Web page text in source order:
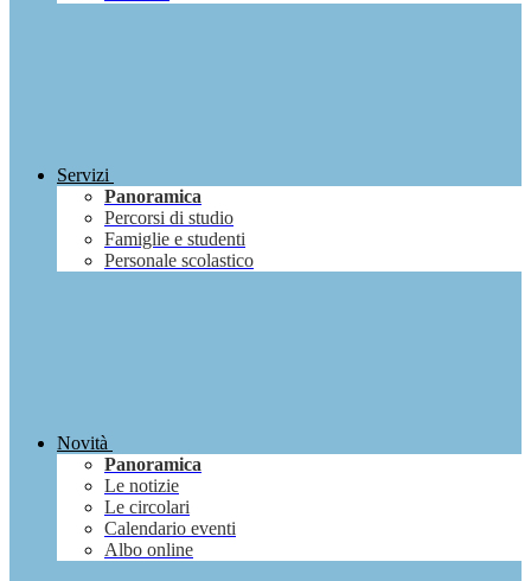
Servizi
Panoramica
Percorsi di studio
Famiglie e studenti
Personale scolastico
Novità
Panoramica
Le notizie
Le circolari
Calendario eventi
Albo online